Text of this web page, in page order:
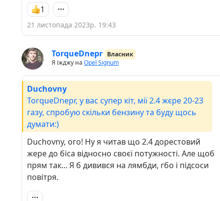
1
21 листопада 2023р. 19:43
TorqueDnepr Власник
Я їжджу на Opel Signum
Duchovny
TorqueDnepr, у вас супер кіт, мії 2.4 жєре 20-23
газу, спробую скільки бензину та буду щось
думати:)
Duchovny, ого! Ну я читав що 2.4 дорестовий
жере до біса відносно своєї потужності. Але щоб
прям так... Я б дивився на лямбди, гбо і підсоси
повітря.